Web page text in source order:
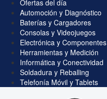
Ofertas del día
Automoción y Diagnóstico
Baterías y Cargadores
Consolas y Videojuegos
Electrónica y Componentes
Herramientas y Medición
Informática y Conectividad
Soldadura y Reballing
Telefonía Móvil y Tablets